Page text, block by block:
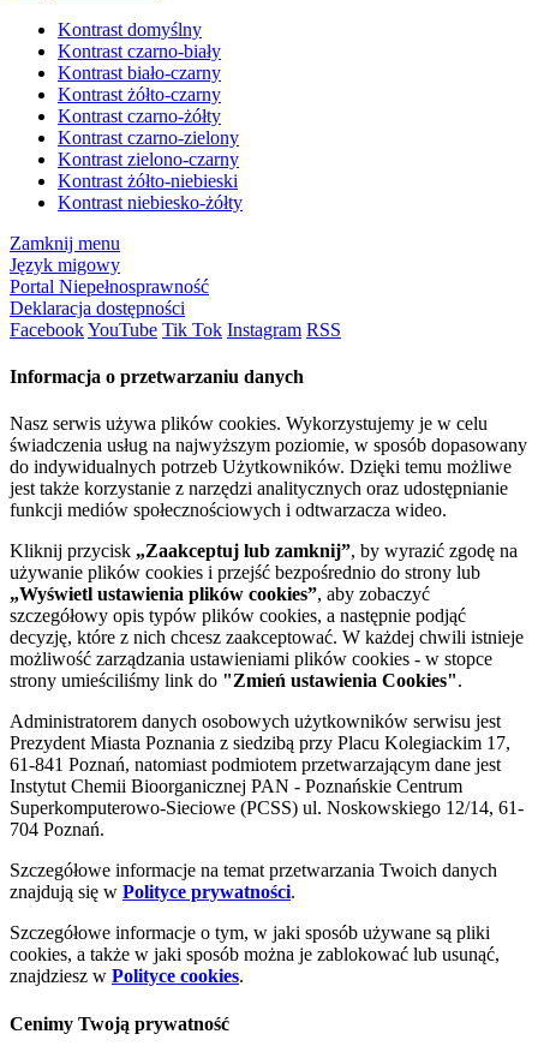
Kontrast domyślny
Kontrast czarno-biały
Kontrast biało-czarny
Kontrast żółto-czarny
Kontrast czarno-żółty
Kontrast czarno-zielony
Kontrast zielono-czarny
Kontrast żółto-niebieski
Kontrast niebiesko-żółty
Zamknij menu
Język migowy
Portal Niepełnosprawność
Deklaracja dostępności
FacebookYouTube Tik Tok Instagram RSS
Informacja o przetwarzaniu danych
Nasz serwis używa plików cookies. Wykorzystujemy je w celu
świadczenia usług na najwyższym poziomie, w sposób dopasowany
do indywidualnych potrzeb Użytkowników. Dzięki temu możliwe
jest także korzystanie z narzędzi analitycznych oraz udostępnianie
funkcji mediów społecznościowych i odtwarzacza wideo.
Kliknij przycisk „Zaakceptuj lub zamknij”, by wyrazić zgodę na
używanie plików cookies i przejść bezpośrednio do strony lub
„Wyświetl ustawienia plików cookies”, aby zobaczyć
szczegółowy opis typów plików cookies, a następnie podjąć
decyzję, które z nich chcesz zaakceptować. W każdej chwili istnieje
możliwość zarządzania ustawieniami plików cookies - w stopce
strony umieściliśmy link do "Zmień ustawienia Cookies".
Administratorem danych osobowych użytkowników serwisu jest
Prezydent Miasta Poznania z siedzibą przy Placu Kolegiackim 17,
61-841 Poznań, natomiast podmiotem przetwarzającym dane jest
Instytut Chemii Bioorganicznej PAN - Poznańskie Centrum
Superkomputerowo-Sieciowe (PCSS) ul. Noskowskiego 12/14, 61-
704 Poznań.
Szczegółowe informacje na temat przetwarzania Twoich danych
znajdują się w Polityce prywatności.
Szczegółowe informacje o tym, w jaki sposób używane są pliki
cookies, a także w jaki sposób można je zablokować lub usunąć,
znajdziesz w Polityce cookies.
Cenimy Twoją prywatność